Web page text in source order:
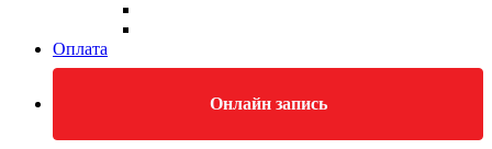
Оплата
Онлайн запись